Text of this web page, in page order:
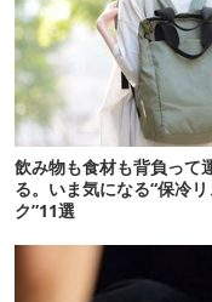
飲み物も食材も背負って
る。いま気になる“保冷
ク”11選